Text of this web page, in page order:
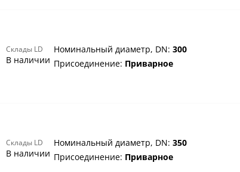
Склады LD
В наличии
Номинальный диаметр, DN: 300
Присоединение: Приварное
Склады LD
В наличии
Номинальный диаметр, DN: 350
Присоединение: Приварное